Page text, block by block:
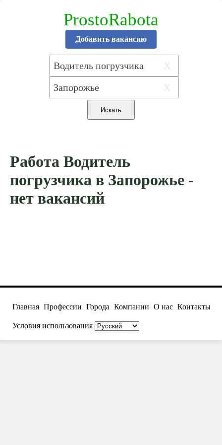
ProstoRabota
Добавить вакансию
X
X
Работа Водитель
погрузчика в Запорожье -
нет вакансий
Главная Профессии Города Компании О нас Контакты
Условия использования